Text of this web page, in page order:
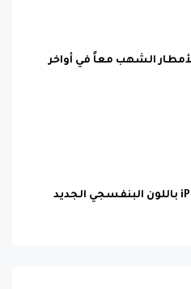
الشهب معاً في أواخر
صورة مسربة تكشف iPhone 17 باللون البنفسجي الجديد